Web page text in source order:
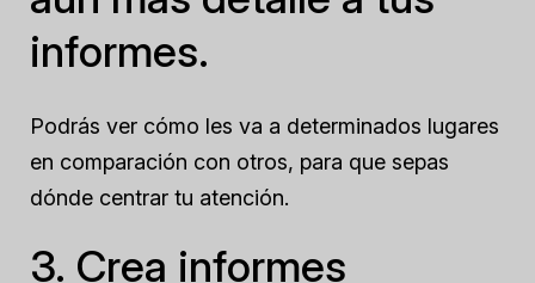
informes.
Podrás ver cómo les va a determinados lugares
en comparación con otros, para que sepas
dónde centrar tu atención.
3. Crea informes